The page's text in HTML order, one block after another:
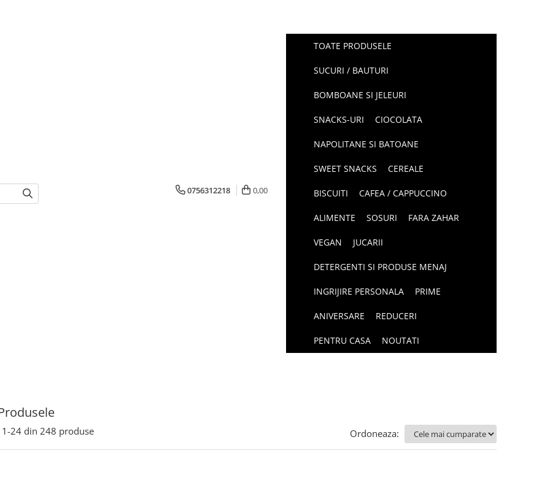
0756312218 0,00
TOATE PRODUSELE
SUCURI / BAUTURI
BOMBOANE SI JELEURI
SNACKS-URI CIOCOLATA
NAPOLITANE SI BATOANE
SWEET SNACKS CEREALE
BISCUITI CAFEA / CAPPUCCINO
ALIMENTE SOSURI FARA ZAHAR
VEGAN JUCARII
DETERGENTI SI PRODUSE MENAJ
INGRIJIRE PERSONALA PRIME
ANIVERSARE REDUCERI
PENTRU CASA NOUTATI
1-24 din 248 produse Ordoneaza: